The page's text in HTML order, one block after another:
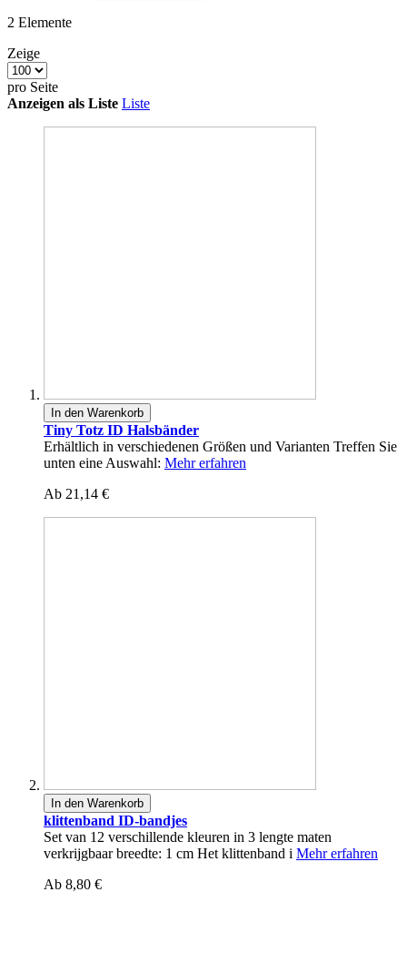
2 Elemente
Zeige
pro Seite
Anzeigen als Liste Liste
In den Warenkorb
Tiny Totz ID Halsbänder
Erhältlich in verschiedenen Größen und Varianten Treffen Sie
unten eine Auswahl: Mehr erfahren
Ab 21,14 €
In den Warenkorb
klittenband ID-bandjes
Set van 12 verschillende kleuren in 3 lengte maten
verkrijgbaar breedte: 1 cm Het klittenband i Mehr erfahren
Ab 8,80 €